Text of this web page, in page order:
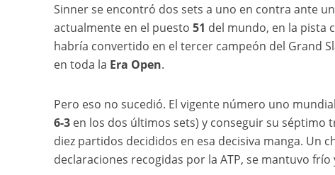
Sinner se encontró dos sets a uno en contra ante
actualmente en el puesto 51 del mundo, en la pista
habría convertido en el tercer campeón del Grand
en toda la Era Open.
Pero eso no sucedió. El vigente número uno
6-3en los dos últimos sets) y conseguir su séptimo
diez partidos decididos en esa decisiva manga. Un
declaraciones recogidas por la ATP, se mantuvo